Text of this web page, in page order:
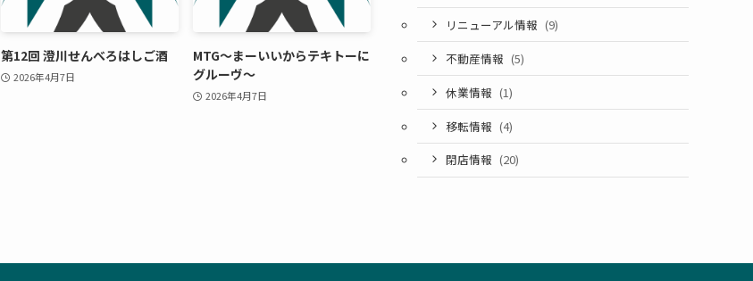
第12回 澄川せんべろはしご酒
2026年4月7日
MTG〜まーいいからテキトーに
グルーヴ〜
2026年4月7日
リニューアル情報 (9)
不動産情報 (5)
休業情報 (1)
移転情報 (4)
閉店情報 (20)